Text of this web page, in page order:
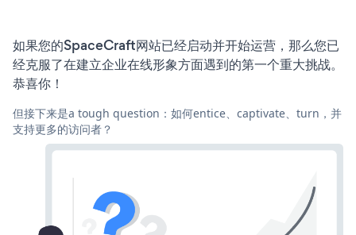
如果您的SpaceCraft网站已经启动并开始运营，那么您已
经克服了在建立企业在线形象方面遇到的第一个重大挑战。
恭喜你！
但接下来是a tough question：如何entice、captivate、turn，并
支持更多的访问者？